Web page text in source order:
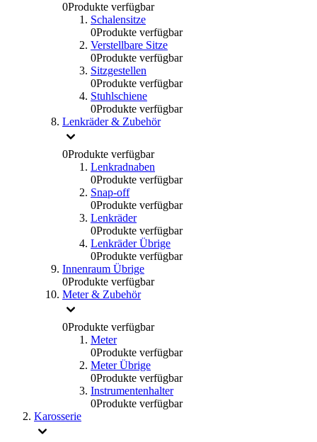
0Produkte verfügbar
Schalensitze
0Produkte verfügbar
Verstellbare Sitze
0Produkte verfügbar
Sitzgestellen
0Produkte verfügbar
Stuhlschiene
0Produkte verfügbar
Lenkräder & Zubehör
0Produkte verfügbar
Lenkradnaben
0Produkte verfügbar
Snap-off
0Produkte verfügbar
Lenkräder
0Produkte verfügbar
Lenkräder Übrige
0Produkte verfügbar
Innenraum Übrige
0Produkte verfügbar
Meter & Zubehör
0Produkte verfügbar
Meter
0Produkte verfügbar
Meter Übrige
0Produkte verfügbar
Instrumentenhalter
0Produkte verfügbar
Karosserie